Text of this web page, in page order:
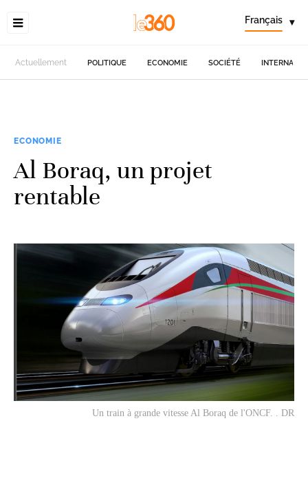
Français ▾
Actuellement POLITIQUE ECONOMIE SOCIÉTÉ
ECONOMIE
Al Boraq, un projet
rentable
Un train à grande vitesse Al Boraq de l'ONCF. . DR